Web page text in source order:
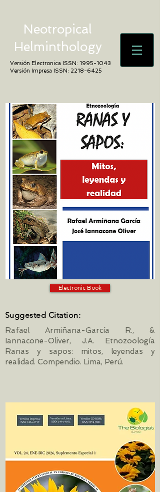
Neotropical
Helminthology
Versión Electronica ISSN: 1995-1043
Versión Impresa ISSN: 2218-6425
Electronic Book
Suggested Citation:
Rafael Armiñana-García R., &
Iannacone-Oliver, J.A. Etnozoología
Ranas y sapos: mitos, leyendas y
realidad. Compendio. Lima, Perú.